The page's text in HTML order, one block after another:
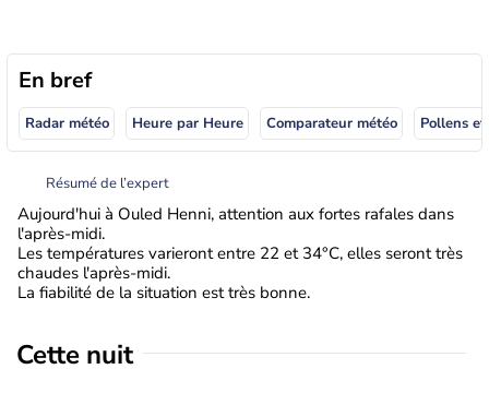
En bref
Radar météo Heure par Heure Comparateur météo Pollens
Résumé de l’expert
Aujourd'hui à Ouled Henni, attention aux fortes rafales dans
l'après-midi.
Les températures varieront entre 22 et 34°C, elles seront très
chaudes l'après-midi.
La fiabilité de la situation est très bonne.
Cette nuit